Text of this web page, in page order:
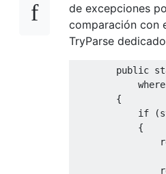
de excepciones
comparación con
TryParse
public
where
{
if
(
{